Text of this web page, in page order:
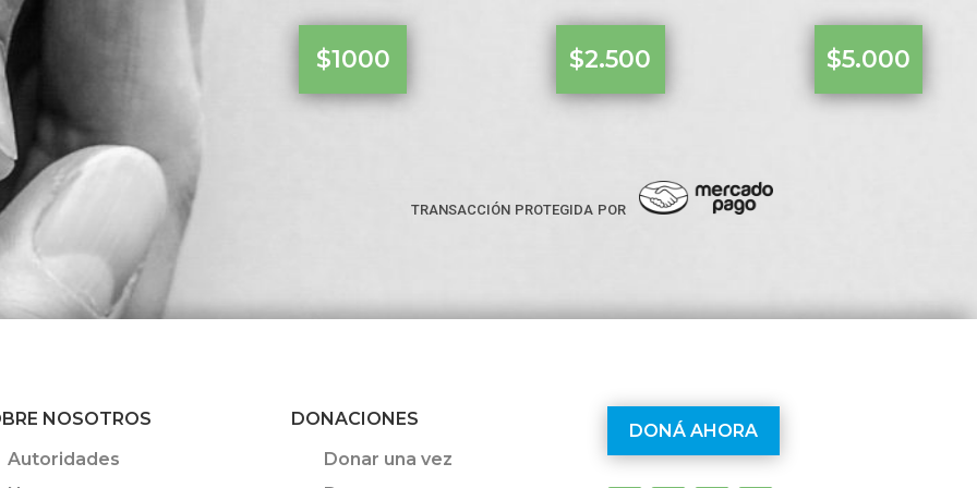
$1000 $2.500 $5.000
transacción protegida por
NOSOTROS
Autoridades
DONACIONES
Donar una vez
DONÁ AHORA